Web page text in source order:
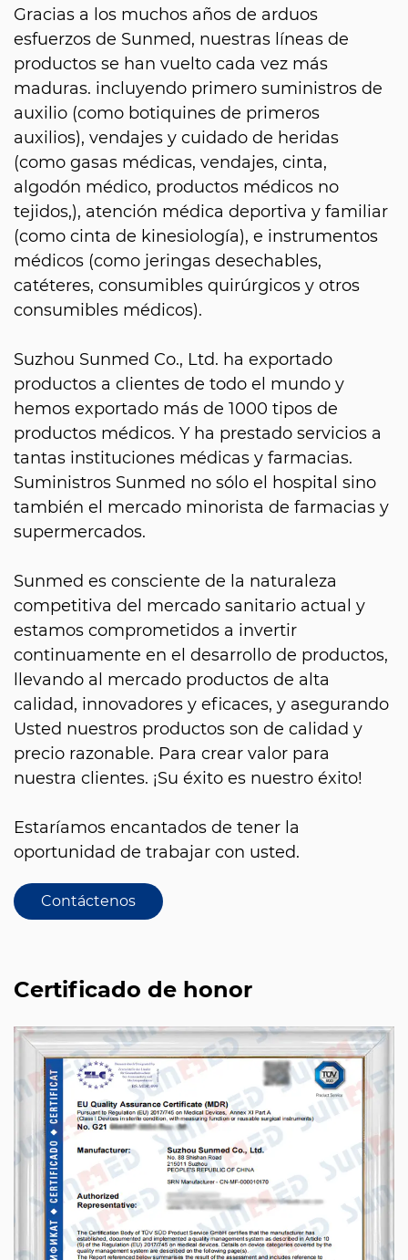
Gracias a los muchos años de arduos
esfuerzos de Sunmed, nuestras líneas de
productos se han vuelto cada vez más
maduras. incluyendo primero suministros de
auxilio (como botiquines de primeros
auxilios), vendajes y cuidado de heridas
(como gasas médicas, vendajes, cinta,
algodón médico, productos médicos no
tejidos,), atención médica deportiva y familiar
(como cinta de kinesiología), e instrumentos
médicos (como jeringas desechables,
catéteres, consumibles quirúrgicos y otros
consumibles médicos).
Suzhou Sunmed Co., Ltd. ha exportado
productos a clientes de todo el mundo y
hemos exportado más de 1000 tipos de
productos médicos. Y ha prestado servicios a
tantas instituciones médicas y farmacias.
Suministros Sunmed no sólo el hospital sino
también el mercado minorista de farmacias y
supermercados.
Sunmed es consciente de la naturaleza
competitiva del mercado sanitario actual y
estamos comprometidos a invertir
continuamente en el desarrollo de productos,
llevando al mercado productos de alta
calidad, innovadores y eficaces, y asegurando
Usted nuestros productos son de calidad y
precio razonable. Para crear valor para
nuestra clientes. ¡Su éxito es nuestro éxito!
Estaríamos encantados de tener la
oportunidad de trabajar con usted.
Contáctenos
Certificado de honor